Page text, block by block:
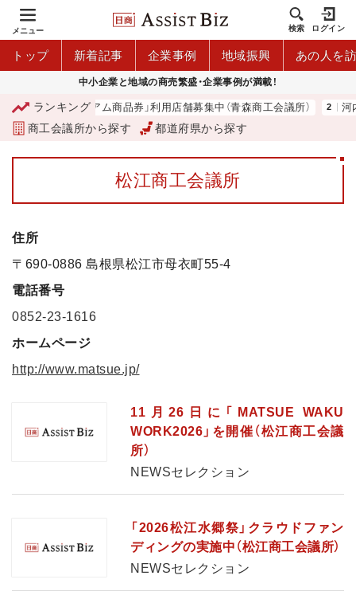
メニュー 検索 ログイン
トップ 新着記事 企業事例 地域振興 あの人を
中小企業と地域の商売繁盛・企業事例が満載！
ランキング
「青森市プレミアム商品券」利用店舗募集中（青森商工会議所） 河内
商工会議所から探す 都道府県から探す
松江商工会議所
住所
〒690-0886 島根県松江市母衣町55-4
電話番号
0852-23-1616
ホームページ
http://www.matsue.jp/
11月26日に「MATSUE WAKU
WORK2026」を開催（松江商工会議
所）
NEWSセレクション
「2026松江水郷祭」クラウドファン
ディングの実施中（松江商工会議所）
NEWSセレクション